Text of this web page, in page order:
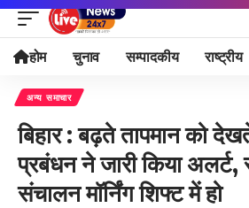
होम चुनाव सम्पादकीय राष्ट्रीय
अन्य समाचार
बिहार : बढ़ते तापमान को
प्रबंधन ने जारी किया
संचालन मॉर्निंग शिफ्ट में हो